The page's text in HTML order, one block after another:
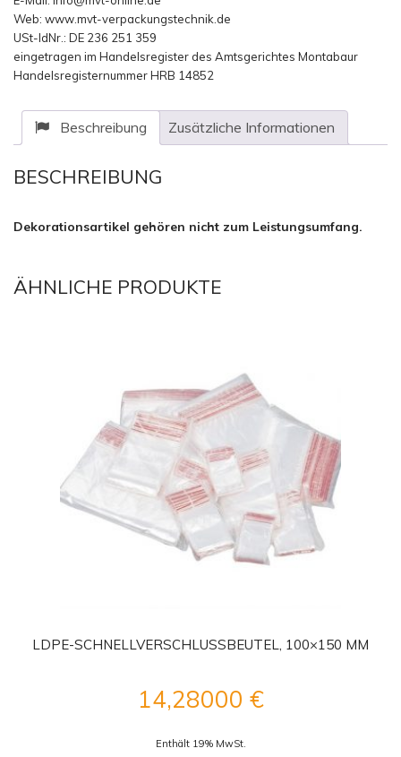
Web: www.mvt-verpackungstechnik.de
USt-IdNr.: DE 236 251 359
eingetragen im Handelsregister des Amtsgerichtes Montabaur
Handelsregisternummer HRB 14852
Beschreibung Zusätzliche Informationen
BESCHREIBUNG
Dekorationsartikel gehören nicht zum Leistungsumfang.
ÄHNLICHE PRODUKTE
LDPE-SCHNELLVERSCHLUSSBEUTEL, 100×150 MM
14,28000 €
Enthält 19% MwSt.